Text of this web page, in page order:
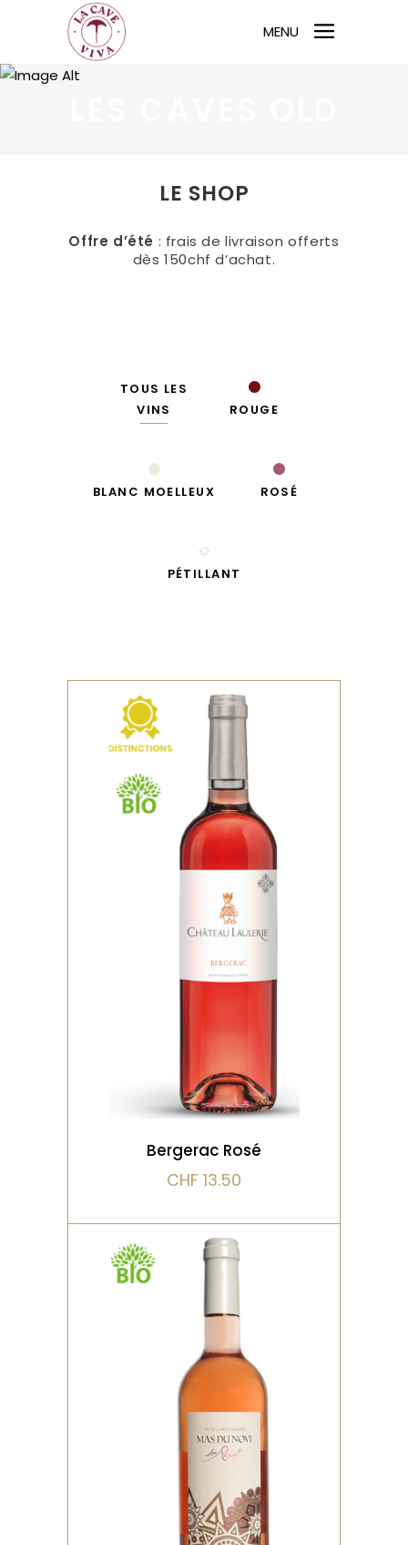
MENU
LE SHOP
Offre d’été : frais de livraison offerts
dès 150chf d’achat.
TOUS LES
VINS
ROUGE
BLANC MOELLEUX ROSÉ
PÉTILLANT
DISTINCTIONS, ROSÉ
Vin fruité et aérien
évoquant la légèreté de la
framboise et de la fraise
des bois
VOIR LE PRODUIT
Bergerac Rosé
CHF 13.50
ROSÉ
Robe saumonée aux reflets
bleus. Nez puissant aux
pêche, de fraise, et